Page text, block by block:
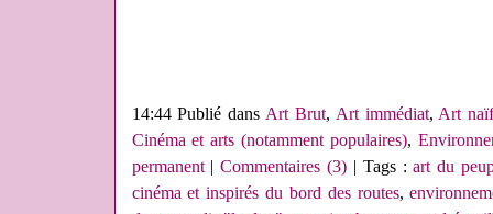
14:44 Publié dansArt Brut, Art immédiat,Art
Cinéma et arts (notamment populaires),
permanent|Commentaires (3) | Tags :art du
cinéma et inspirés du bord des routes,